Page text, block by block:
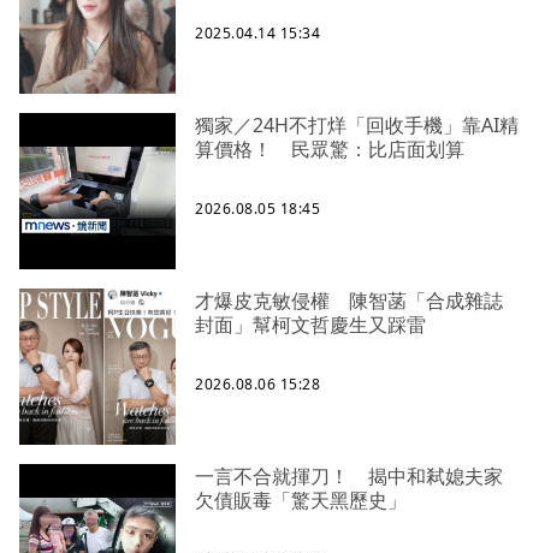
2025.04.14 15:34
獨家／24H不打烊「回收手機」靠AI精
算價格！ 民眾驚：比店面划算
2026.08.05 18:45
才爆皮克敏侵權 陳智菡「合成雜誌
封面」幫柯文哲慶生又踩雷
2026.08.06 15:28
一言不合就揮刀！ 揭中和弒媳夫家
欠債販毒「驚天黑歷史」